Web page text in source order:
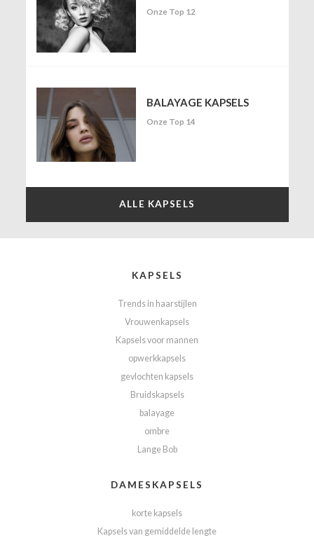
Onze Top 12
BALAYAGE KAPSELS
Onze Top 14
ALLE KAPSELS
KAPSELS
Trends in haarstijlen
Vrouwenkapsels
Kapsels voor mannen
opwerkkapsels
gevlochten kapsels
Bruidskapsels
balayage
ombre
Lange Bob
DAMESKAPSELS
korte kapsels
Kapsels van gemiddelde lengte